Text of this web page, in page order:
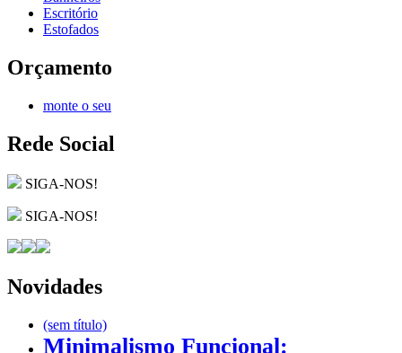
Escritório
Estofados
Orçamento
monte o seu
Rede Social
SIGA-NOS!
SIGA-NOS!
Novidades
(sem título)
Minimalismo Funcional: